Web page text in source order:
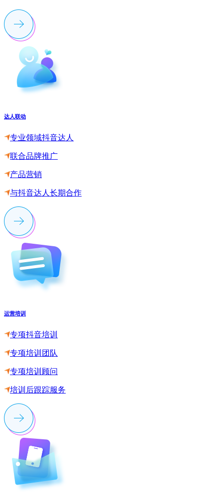
达人联动
专业领域抖音达人
联合品牌推广
产品营销
与抖音达人长期合作
运营培训
专项抖音培训
专项培训团队
专项培训顾问
培训后跟踪服务